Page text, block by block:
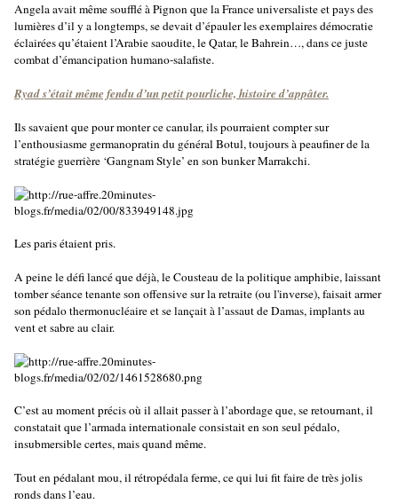
Angela avait même soufflé à Pignon que la France universaliste et pays des
lumières d’il y a longtemps, se devait d’épauler les exemplaires démocratie
éclairées qu’étaient l’Arabie saoudite, le Qatar, le Bahrein…, dans ce juste
combat d’émancipation humano-salafiste.
Ryad s’était même fendu d’un petit pourliche, histoire d’appâter.
Ils savaient que pour monter ce canular, ils pourraient compter sur
l’enthousiasme germanopratin du général Botul, toujours à peaufiner de la
stratégie guerrière ‘Gangnam Style’ en son bunker Marrakchi.
Les paris étaient pris.
A peine le défi lancé que déjà, le Cousteau de la politique amphibie, laissant
tomber séance tenante son offensive sur la retraite (ou l'inverse), faisait armer
son pédalo thermonucléaire et se lançait à l’assaut de Damas, implants au
vent et sabre au clair.
C’est au moment précis où il allait passer à l’abordage que, se retournant, il
constatait que l’armada internationale consistait en son seul pédalo,
insubmersible certes, mais quand même.
Tout en pédalant mou, il rétropédala ferme, ce qui lui fit faire de très jolis
ronds dans l’eau.